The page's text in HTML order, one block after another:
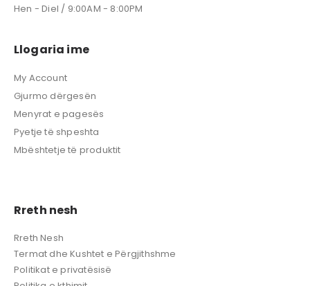
Hen - Diel / 9:00AM - 8:00PM
Llogaria ime
My Account
Gjurmo dërgesën
Menyrat e pagesës
Pyetje të shpeshta
Mbështetje të produktit
Rreth nesh
Rreth Nesh
Termat dhe Kushtet e Përgjithshme
Politikat e privatësisë